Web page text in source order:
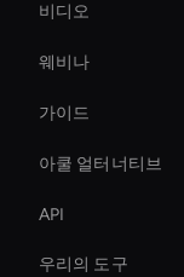
비디오
웨비나
가이드
아쿨 얼터너티브
API
우리의 도구